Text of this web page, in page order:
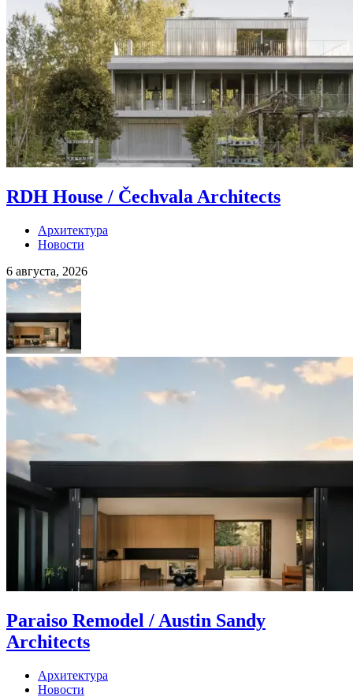
RDH House / Čechvala Architects
Архитектура
Новости
6 августа, 2026
Paraiso Remodel / Austin Sandy
Architects
Архитектура
Новости